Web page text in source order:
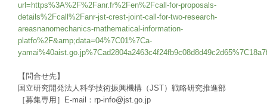
url=https%3A%2F%2Fanr.fr%2Fen%2Fcall-for-proposals-
details%2Fcall%2Fanr-jst-crest-joint-call-for-two-research-
areasnanomechanics-mathematical-information-
platfo%2F&amp;data=04%7C01%7Ca-
【問合せ先】
国立研究開発法人科学技術振興機構（JST）戦略研究推進部
［募集専用］E-mail：rp-info@jst.go.jp